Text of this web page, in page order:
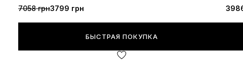
7058 грн3799 грн
БЫСТРАЯ ПОКУПКА